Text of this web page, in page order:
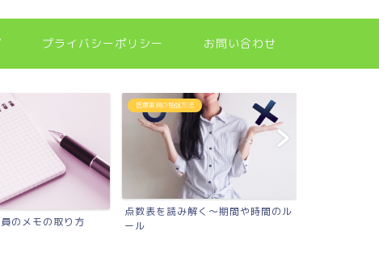
プライバシーポリシー お問い合わせ
のメモの取り方
医療事務の勉強方法
点数表を読み解く～期間や時間のル
ール